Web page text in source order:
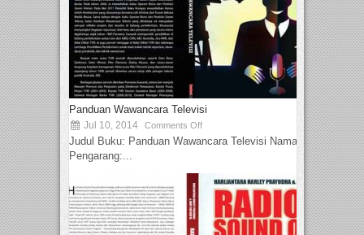
Panduan Wawancara Televisi
Jul 10, 2014 Comments Off
Judul Buku: Panduan Wawancara Televisi Nama
Pengarang:...